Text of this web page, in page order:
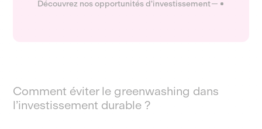
Découvrez nos opportunités d'investissement
Comment éviter le greenwashing dans
l’investissement durable ?